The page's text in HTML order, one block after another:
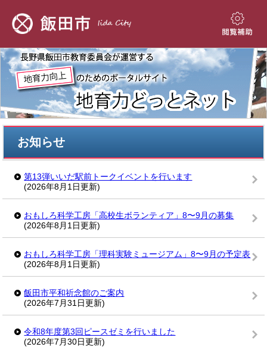
先
で
を
ば
て
本
閲
補
助
お知らせ
第13弾いいだ駅前トークイベントを行います
(2026年8月1日更新)
おもしろ科学工房「高校生ボランティア」8〜9月の募集
(2026年8月1日更新)
おもしろ科学工房「理科実験ミュージアム」8〜9月の予定表
(2026年8月1日更新)
飯田市平和祈念館のご案内
(2026年7月31日更新)
令和8年度第3回ピースゼミを行いました
(2026年7月30日更新)